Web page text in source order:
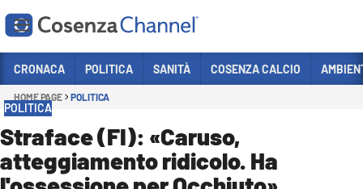
Sezioni
POLITICA
COSENZA CALCIO
CRONACA POLITICA SANITÀ COSENZA CALCIO
HOME PAGE POLITICA
POLITICA
Straface (FI): «Caruso,
atteggiamento ridicolo. Ha